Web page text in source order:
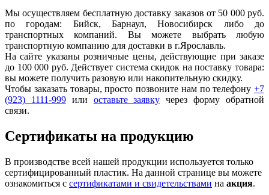
Мы осуществляем бесплатную доставку заказов от 50 000 руб.
по городам: Бийск, Барнаул, Новосибирск либо до
транспортных компаний. Вы можете выбрать любую
транспортную компанию для доставки в г.Ярославль.
На сайте указаны розничные цены, действующие при заказе
до 100 000 руб. Действует система скидок на поставку товара:
вы можете получить разовую или накопительную скидку.
Чтобы заказать товары, просто позвоните нам по телефону +7
(923) 1111-999или оставьте заявку
через форму обратной
связи.
Сертификаты на продукцию
В производстве всей нашей продукции используется только
сертифицированный пластик. На данной странице вы можете
ознакомиться с сертификатами и свидетельствами на акция.